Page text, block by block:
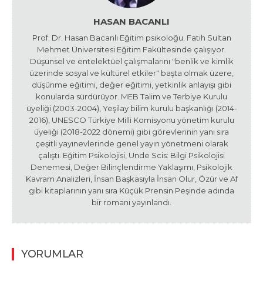
HASAN BACANLI
Prof. Dr. Hasan Bacanlı Eğitim psikoloğu. Fatih Sultan
Mehmet Üniversitesi Eğitim Fakültesinde çalışıyor.
Düşünsel ve entelektüel çalışmalarını "benlik ve kimlik
üzerinde sosyal ve kültürel etkiler" başta olmak üzere,
düşünme eğitimi, değer eğitimi, yetkinlik anlayışı gibi
konularda sürdürüyor. MEB Talim ve Terbiye Kurulu
üyeliği (2003-2004), Yeşilay bilim kurulu başkanlığı (2014-
2016), UNESCO Türkiye Milli Komisyonu yönetim kurulu
üyeliği (2018-2022 dönemi) gibi görevlerinin yanı sıra
çeşitli yayınevlerinde genel yayın yönetmeni olarak
çalıştı. Eğitim Psikolojisi, Unde Scis: Bilgi Psikolojisi
Denemesi, Değer Bilinçlendirme Yaklaşımı, Psikolojik
Kavram Analizleri, İnsan Başkasıyla İnsan Olur, Özür ve Af
gibi kitaplarının yanı sıra Küçük Prensin Peşinde adında
bir romanı yayınlandı.
YORUMLAR